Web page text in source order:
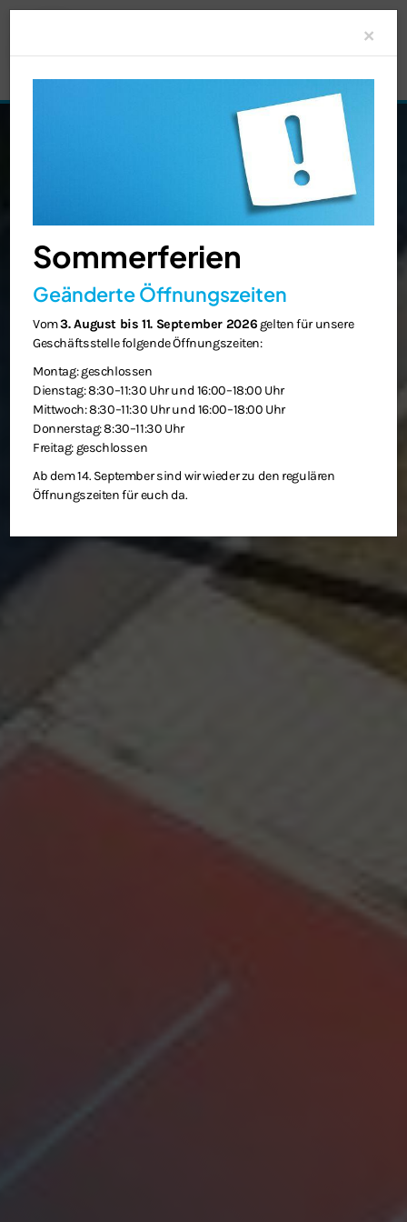
×
Sommerferien
Geänderte Öffnungszeiten
Vom3. August bis 11. September 2026 gelten für unsere
Geschäftsstelle folgende Öffnungszeiten:
Montag: geschlossen
Dienstag: 8:30–11:30 Uhr und 16:00–18:00 Uhr
Mittwoch: 8:30–11:30 Uhr und 16:00–18:00 Uhr
Donnerstag: 8:30–11:30 Uhr
Freitag: geschlossen
Ab dem 14. September sind wir wieder zu den regulären
Öffnungszeiten für euch da.